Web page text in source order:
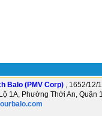
Balo (PMV Corp) , 1652/12/
1A, Phường Thới An, Quận